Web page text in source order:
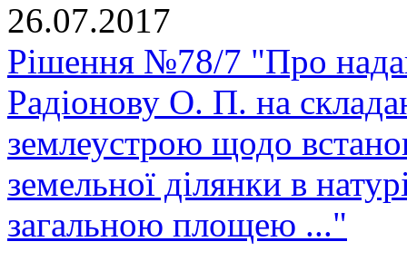
26.07.2017
Рішення №78/7 "Про
Радіонову О. П. на
землеустрою щодо
земельної ділянки в
загальною площею ..."